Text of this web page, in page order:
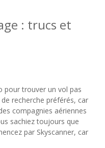
: trucs et
pour trouver un vol pas
recherche préférés, car
compagnies aériennes
sachiez toujours que
par Skyscanner, car